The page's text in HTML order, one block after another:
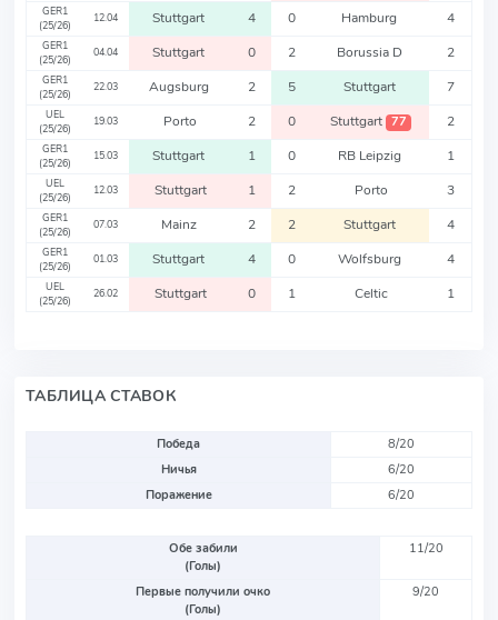
GER1
(25/26)
12.04 Stuttgart 4 0 Hamburg 4
GER1
(25/26)
04.04 Stuttgart 0 2 Borussia D 2
GER1
(25/26)
22.03 Augsburg 2 5 Stuttgart 7
UEL
(25/26)
19.03 Porto 2 0 Stuttgart 77 2
GER1
(25/26)
15.03 Stuttgart 1 0 RB Leipzig 1
UEL
(25/26)
12.03 Stuttgart 1 2 Porto 3
GER1
(25/26)
07.03 Mainz 2 2 Stuttgart 4
GER1
(25/26)
01.03 Stuttgart 4 0 Wolfsburg 4
UEL
(25/26)
26.02 Stuttgart 0 1 Celtic 1
ТАБЛИЦА СТАВОК
Победа
8/20
Ничья
6/20
Поражение
6/20
Обе забили
(Голы)
11/20
Первые получили очко
(Голы)
9/20